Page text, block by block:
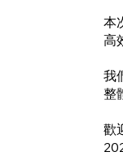
本
高
我
整
歡